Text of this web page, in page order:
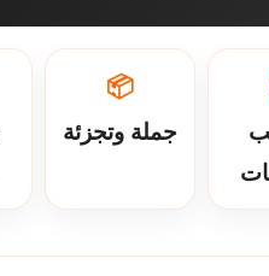
📦
جملة وتجزئة